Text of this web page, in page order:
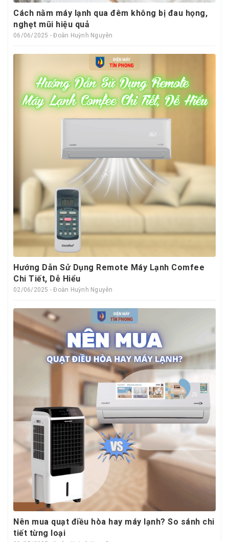
Cách nằm máy lạnh qua đêm không bị đau họng,
nghẹt mũi hiệu quả
06/06/2025 - Đoàn Huỳnh Nguyên
Hướng Dẫn Sử Dụng Remote Máy Lạnh Comfee
Chi Tiết, Dễ Hiểu
02/06/2025 - Đoàn Huỳnh Nguyên
Nên mua quạt điều hòa hay máy lạnh? So sánh chi
tiết từng loại